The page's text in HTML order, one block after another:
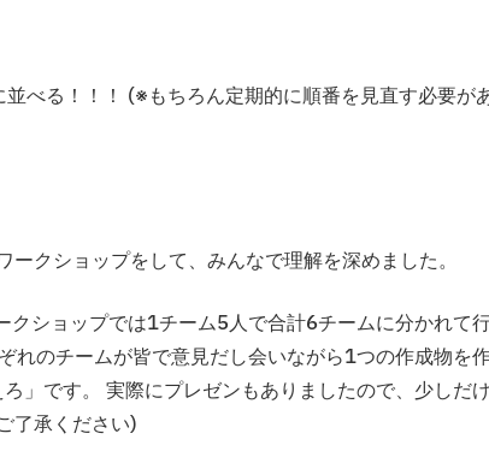
べる！！！ (※もちろん定期的に順番を見直す必要が
クショップをして、みんなで理解を深めました。
ショップでは1チーム5人で合計6チームに分かれて
れのチームが皆で意見だし会いながら1つの作成物を
」です。 実際にプレゼンもありましたので、少しだ
了承ください)